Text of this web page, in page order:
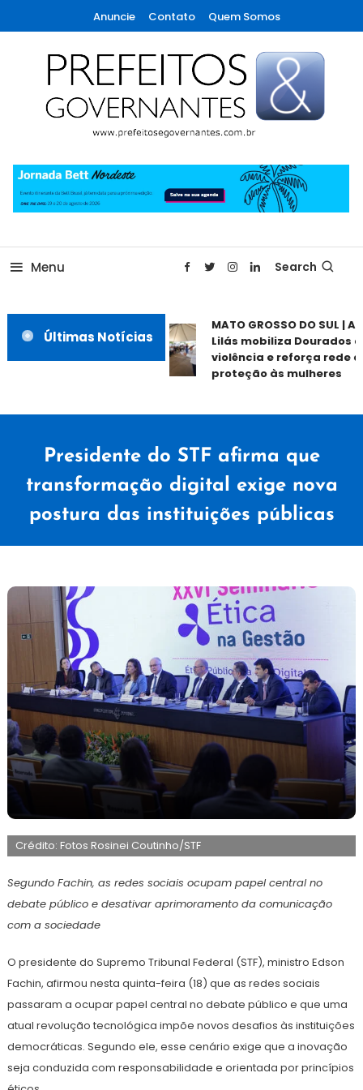
To
Content
Anuncie Contato Quem Somos
Prefeitos & Governantes
Menu Search
Últimas Notícias
MATO GROSSO DO SUL |
Lilás mobiliza Dourados
violência e reforça rede de
proteção às mulheres
Presidente do STF afirma que
transformação digital exige nova
postura das instituições públicas
junho
2026
Crédito: Fotos Rosinei Coutinho/STF
Segundo Fachin, as redes sociais ocupam papel central no
debate público e desativar aprimoramento da comunicação
com a sociedade
O presidente do Supremo Tribunal Federal (STF), ministro Edson
Fachin, afirmou nesta quinta-feira (18) que as redes sociais
passaram a ocupar papel central no debate público e que uma
atual revolução tecnológica impõe novos desafios às instituições
democráticas. Segundo ele, esse cenário exige que a inovação
seja conduzida com responsabilidade e orientada por princípios